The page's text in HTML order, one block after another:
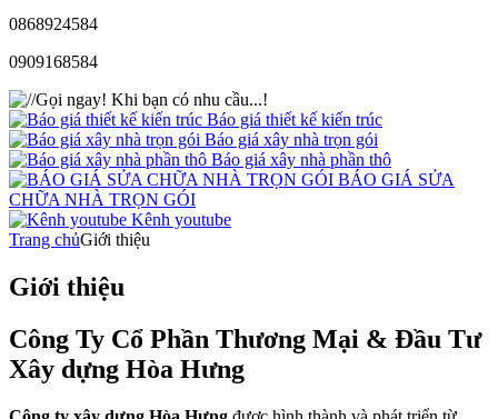
0868924584
0909168584
Gọi ngay! Khi bạn có nhu cầu...!
Báo giá thiết kế kiến trúc
Báo giá xây nhà trọn gói
Báo giá xây nhà phần thô
BÁO GIÁ SỬA
CHỮA NHÀ TRỌN GÓI
Kênh youtube
Trang chủGiới thiệu
Giới thiệu
Công Ty Cổ Phần Thương Mại & Đầu Tư
Xây dựng Hòa Hưng